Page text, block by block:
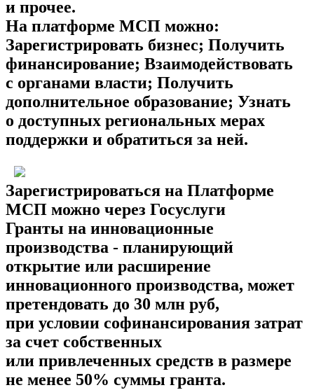
и прочее.
На платформе МСП можно:
Зарегистрировать бизнес; Получить
финансирование; Взаимодействовать
с органами власти; Получить
дополнительное образование; Узнать
о доступных региональных мерах
поддержки и обратиться за ней.
Зарегистрироваться на Платформе
МСП можно через Госуслуги
Гранты на инновационные
производства - планирующий
открытие или расширение
инновационного производства, может
претендовать до 30 млн руб,
при условии софинансирования затрат
за счет собственных
или привлеченных средств в размере
не менее 50% суммы гранта.